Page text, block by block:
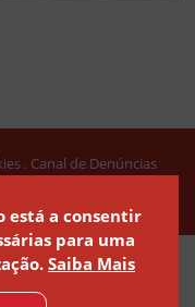
Canal de Denúncias
está a consentir
para uma
Saiba Mais